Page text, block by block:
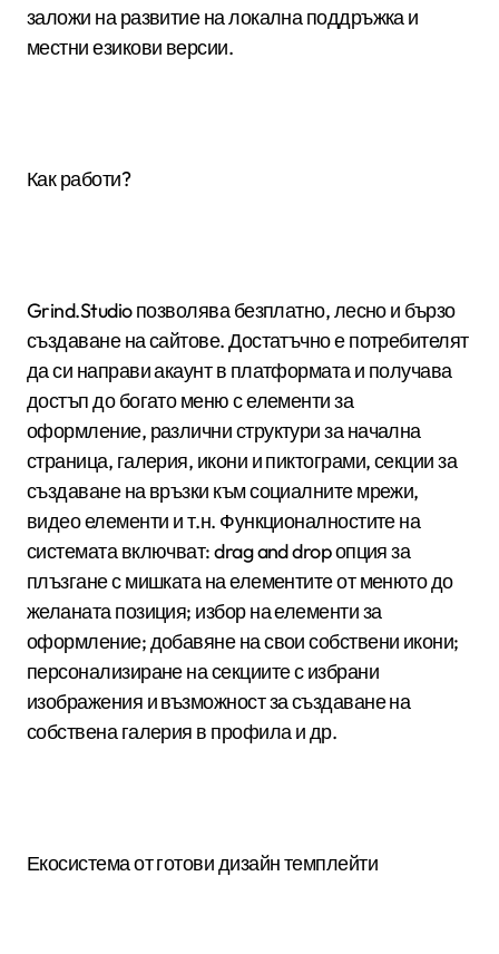
заложи на развитие на локална поддръжка и
местни езикови версии.
Как работи?
Grind.Studio позволява безплатно, лесно и бързо
създаване на сайтове. Достатъчно е потребителят
да си направи акаунт в платформата и получава
достъп до богато меню с елементи за
оформление, различни структури за начална
страница, галерия, икони и пиктограми, секции за
създаване на връзки към социалните мрежи,
видео елементи и т.н. Функционалностите на
системата включват: drag and drop опция за
плъзгане с мишката на елементите от менюто до
желаната позиция; избор на елементи за
оформление; добавяне на свои собствени икони;
персонализиране на секциите с избрани
изображения и възможност за създаване на
собствена галерия в профила и др.
Екосистема от готови дизайн темплейти